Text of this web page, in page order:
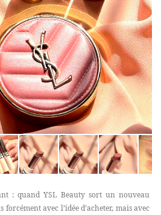
: quand YSL Beauty sort un nouveau
avec l’idée d’acheter, mais avec